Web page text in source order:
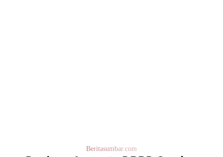
Beritasumbar.com